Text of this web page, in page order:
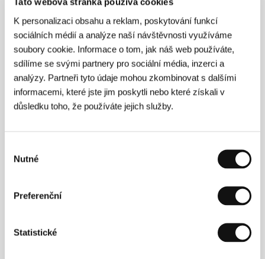
K personalizaci obsahu a reklam, poskytování funkcí
sociálních médií a analýze naší návštěvnosti využíváme
soubory cookie. Informace o tom, jak náš web používáte,
sdílíme se svými partnery pro sociální média, inzerci a
analýzy. Partneři tyto údaje mohou zkombinovat s dalšími
informacemi, které jste jim poskytli nebo které získali v
důsledku toho, že používáte jejich služby.
souhlasu
Nutné
Preferenční
Statistické
Guram Odisharia
Politician
Eike Goreczka
Producer